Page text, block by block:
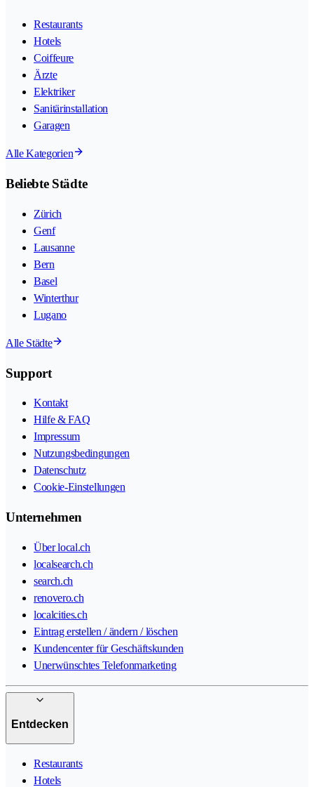
Restaurants
Hotels
Coiffeure
Ärzte
Elektriker
Sanitärinstallation
Garagen
Alle Kategorien
Beliebte Städte
Zürich
Genf
Lausanne
Bern
Basel
Winterthur
Lugano
Alle Städte
Support
Kontakt
Hilfe & FAQ
Impressum
Nutzungsbedingungen
Datenschutz
Cookie-Einstellungen
Unternehmen
Über local.ch
localsearch.ch
search.ch
renovero.ch
localcities.ch
Eintrag erstellen / ändern / löschen
Kundencenter für Geschäftskunden
Unerwünschtes Telefonmarketing
Entdecken
Restaurants
Hotels